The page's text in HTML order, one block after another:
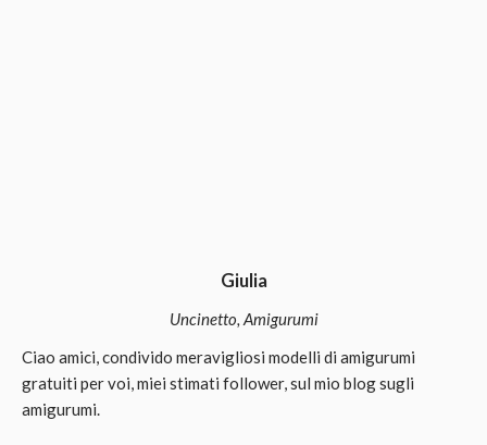
Giulia
Uncinetto, Amigurumi
Ciao amici, condivido meravigliosi modelli di amigurumi
gratuiti per voi, miei stimati follower, sul mio blog sugli
amigurumi.